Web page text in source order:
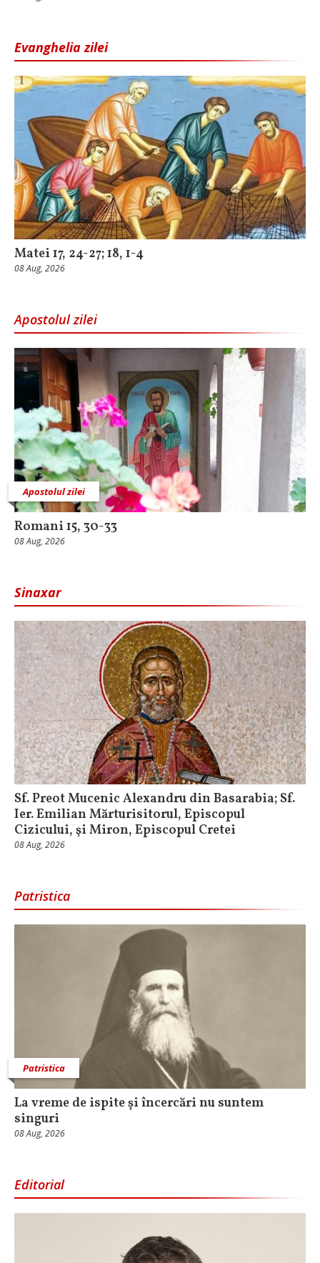
Evanghelia zilei
Matei 17, 24-27; 18, 1-4
08 Aug, 2026
Apostolul zilei
Apostolul zilei
Romani 15, 30-33
08 Aug, 2026
Sinaxar
Sf. Preot Mucenic Alexandru din Basarabia; Sf.
Ier. Emilian Mărturisitorul, Episcopul
Cizicului, şi Miron, Episcopul Cretei
08 Aug, 2026
Patristica
Patristica
La vreme de ispite și încercări nu suntem
singuri
08 Aug, 2026
Editorial